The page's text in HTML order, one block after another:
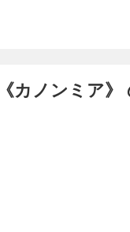
カノンミア》